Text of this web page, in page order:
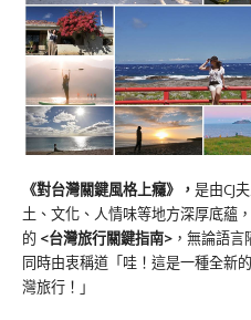
《對台灣關鍵風格上癮》 ， 是由CJ
土、文化、人情味等地方深厚底蘊
的 <台灣旅行關鍵指南> ，無論語
同時由衷稱道「哇！這是一種全新
灣旅行！」